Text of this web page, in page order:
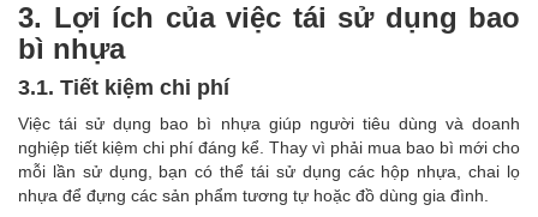
3. Lợi ích của việc tái sử dụng bao
bì nhựa
3.1. Tiết kiệm chi phí
Việc tái sử dụng bao bì nhựa giúp người tiêu dùng và doanh
nghiệp tiết kiệm chi phí đáng kể. Thay vì phải mua bao bì mới cho
mỗi lần sử dụng, bạn có thể tái sử dụng các hộp nhựa, chai lọ
nhựa để đựng các sản phẩm tương tự hoặc đồ dùng gia đình.